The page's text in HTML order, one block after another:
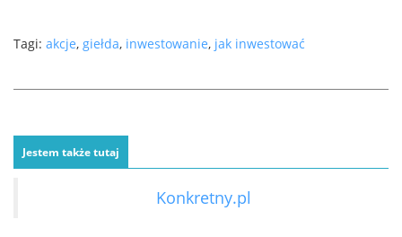
Tagi: akcje, giełda, inwestowanie, jak inwestować
Jestem także tutaj
Konkretny.pl